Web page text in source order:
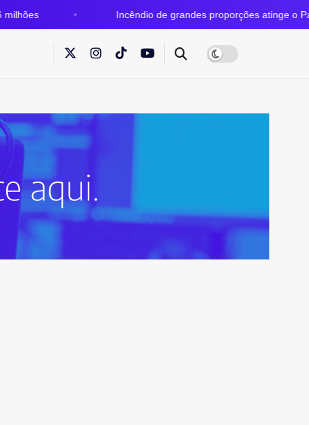
Incêndio de grandes proporções atinge o Parque